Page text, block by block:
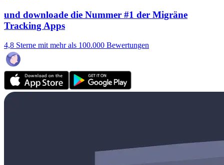
und downloade die Nummer #1 der Migräne
Tracking Apps
4,8 Sterne mit mehr als 100.000 Bewertungen